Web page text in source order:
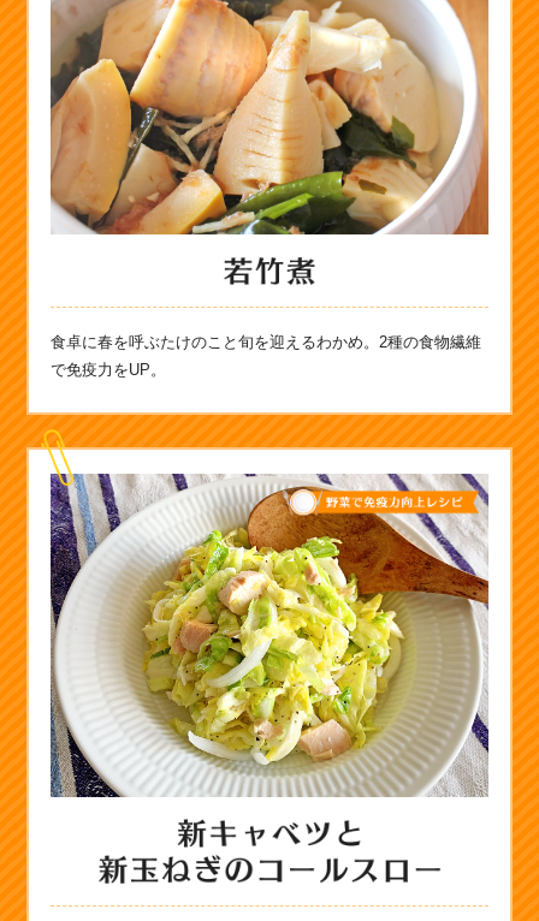
食卓に春を呼ぶたけのこと旬を迎えるわかめ。2種の食物繊維
で免疫力をUP。